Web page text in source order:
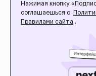
Нажимая кнопку
соглашаешься с
Правилами сайта .